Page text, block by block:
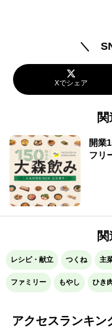
＼
Xでシェア
開業
フリ
レシピ・献立 つくね 主
ファミリー もやし ひき
アクセスランキン